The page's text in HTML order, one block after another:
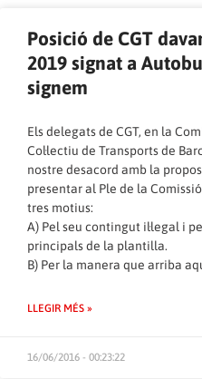
Posició de CGT
2019 signat a
signem
Els delegats de CGT, en la
Col·lectiu de Transports de
nostre desacord amb la
presentar al Ple de la
tres motius:
A) Pel seu contingut il·legal i
principals de la plantilla.
B) Per la manera que arriba
LLEGIR MÉS »
16/06/2016 - 00:23:22